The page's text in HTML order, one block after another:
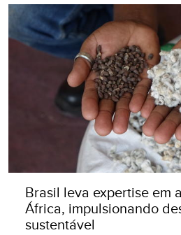
Brasil leva expertise em
África, impulsionando
sustentável